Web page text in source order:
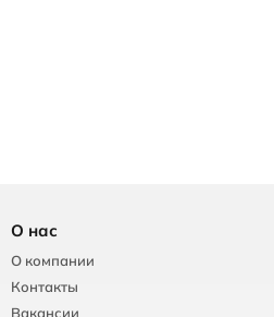
О нас
О компании
Контакты
Вакансии